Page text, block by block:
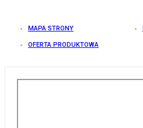
MAPA STRONY
OFERTA PRODUKTOWA